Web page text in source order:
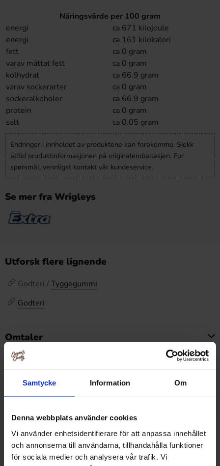
Samtycke Information Om
Denna webbplats använder cookies
Vi använder enhetsidentifierare för att anpassa innehållet
och annonserna till användarna, tillhandahålla funktioner
för sociala medier och analysera vår trafik. Vi
Näringsvärde per 100 gram
energi
ca 671 kilojoule
energi
ca 161 kilokalori
fett
ca 0 gram
varav mättat fett
ca 0 gram
kolhydrat
ca 66.9 gram
varav sockerarter
ca 0 gram
sockeralkoholer
ca 66.9 gram
protein
ca 0 gram
salt
ca 0.05 gram
Endringer i innholdet av produktene kan forekomme. Sjekk
alltid produktinformasjonen på originalemballasjen. For
spørsmål, vennligst kontakt vår kundeservice.
Se mer fra Wrigleys
Utforsk flere lignende
Godteri / Tyggegummi
Godteri
Omtaler
Dette produktet har ingen anmeldelser
Laveste pris de siste 30 dagene er 64.89 kr (2026-08-07)
Relaterte produkter